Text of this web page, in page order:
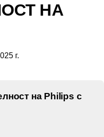
НА
г.
на Philips с